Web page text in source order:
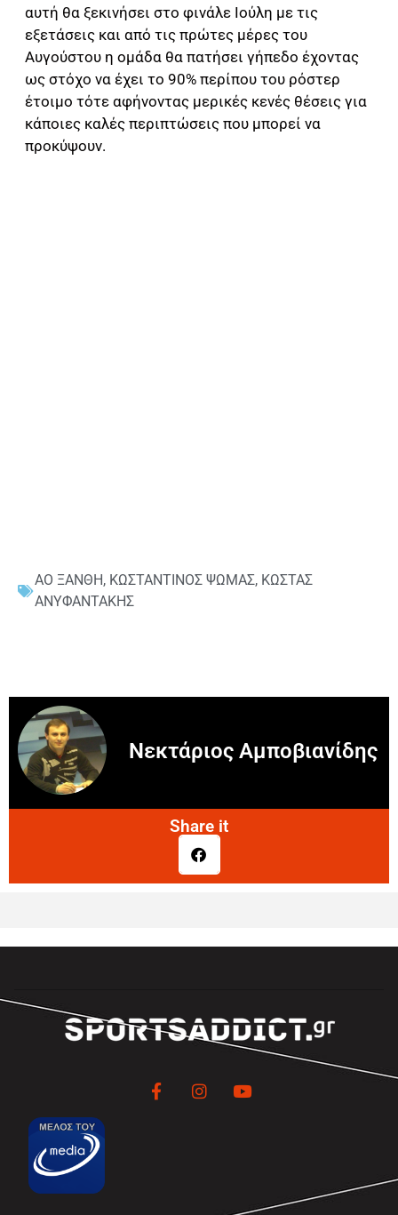
αυτή θα ξεκινήσει στο φινάλε Ιούλη με τις
εξετάσεις και από τις πρώτες μέρες του
Αυγούστου η ομάδα θα πατήσει γήπεδο έχοντας
ως στόχο να έχει το 90% περίπου του ρόστερ
έτοιμο τότε αφήνοντας μερικές κενές θέσεις για
κάποιες καλές περιπτώσεις που μπορεί να
προκύψουν.
ΑΟ ΞΑΝΘΗ, ΚΩΣΤΑΝΤΙΝΟΣ ΨΩΜΑΣ, ΚΩΣΤΑΣ
ΑΝΥΦΑΝΤΑΚΗΣ
Νεκτάριος Αμποβιανίδης
Share it